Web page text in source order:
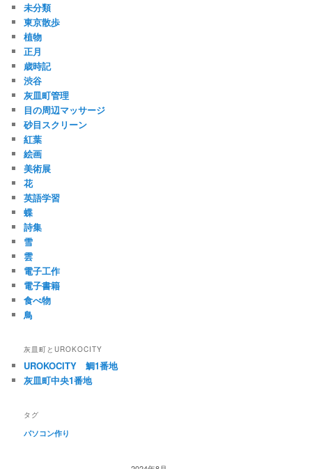
未分類
東京散歩
植物
正月
歳時記
渋谷
灰皿町管理
目の周辺マッサージ
砂目スクリーン
紅葉
絵画
美術展
花
英語学習
蝶
詩集
雪
雲
電子工作
電子書籍
食べ物
鳥
灰皿町とUROKOCITY
UROKOCITY 鯛1番地
灰皿町中央1番地
タグ
パソコン作り